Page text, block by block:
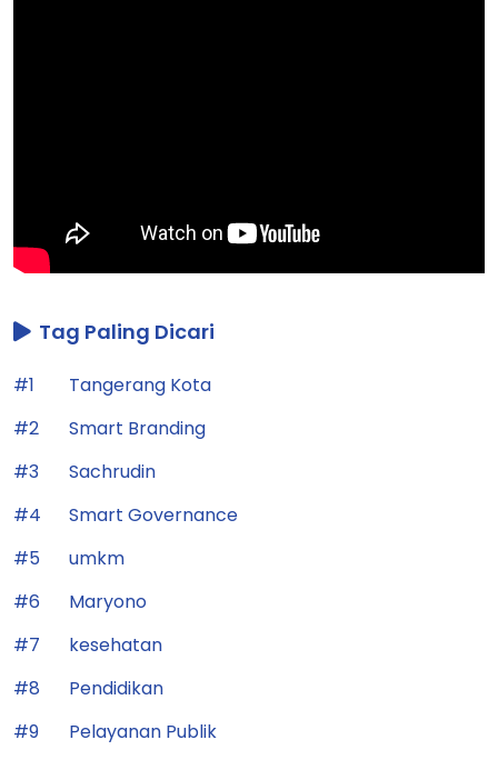
Tag Paling Dicari
#1
Tangerang Kota
#2
Smart Branding
#3
Sachrudin
#4
Smart Governance
#5
umkm
#6
Maryono
#7
kesehatan
#8
Pendidikan
#9
Pelayanan Publik